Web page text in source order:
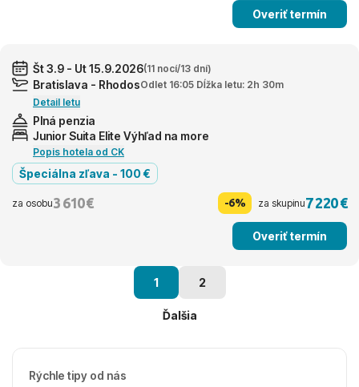
Overiť termín
Št 3.9 - Ut 15.9.2026(11 nocí/13 dní)
Bratislava - RhodosOdlet 16:05 Dĺžka letu: 2h 30m
Detail letu
Plná penzia
Junior Suita Elite Výhľad na more
Popis hotela od CK
Špeciálna zľava - 100 €
za osobu3 610 € -6% za skupinu7 220 €
Overiť termín
1 2
Ďalšia
Rýchle tipy od nás